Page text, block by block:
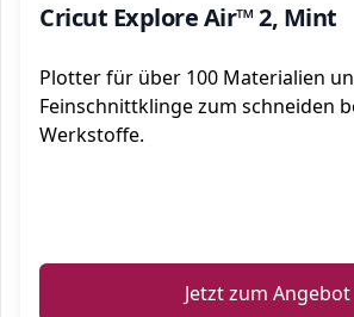
Cricut Explore Air™ 2, Mint
Plotter für über 100 Materialien
Feinschnittklinge zum schneiden
Werkstoffe.
Jetzt zum Angebot